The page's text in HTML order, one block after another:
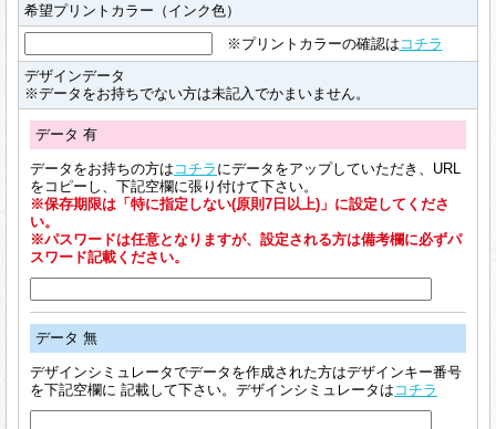
希望プリントカラー（インク色）
※プリントカラーの確認は コチラ
デザインデータ
※データをお持ちでない方は未記入でかまいません。
データ 有
データをお持ちの方は コチラ にデータをアップしていただき、URL
をコピーし、下記空欄に張り付けて下さい。
※保存期限は「特に指定しない(原則7日以上)」に設定してくださ
い。
※パスワードは任意となりますが、設定される方は備考欄に必ずパ
スワード記載ください。
データ 無
デザインシミュレータでデータを作成された方はデザインキー番号
を下記空欄に 記載して下さい。デザインシミュレータは コチラ